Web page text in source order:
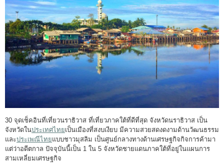
30 จุดเช็คอินที่เที่ยวนราธิวาส ที่เที่ยวภาคใต้ที่ดีที่สุด จังหวัดนราธิวาส เป็น
จังหวัดในประเทศไทยเป็นเมืองที่สงบเงียบ มีความสวยสดงดงามด้านวัฒนธรรม
และประเพณีไทยแบบชาวมุสลิม เป็นศูนย์กลางทางด้านเศรษฐกิจกิจการค้ามา
แต่ว่าอดีตกาล ปัจจุบันนี้เป็น 1 ใน 5 จังหวัดชายแดนภาคใต้ที่อยู่ในแผนการ
สามเหลี่ยมเศรษฐกิจ